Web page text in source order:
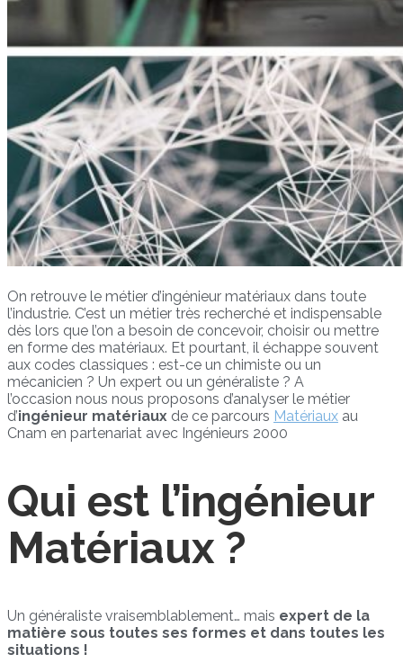
On retrouve le métier d’ingénieur matériaux dans toute
l’industrie. C’est un métier très recherché et indispensable
dès lors que l’on a besoin de concevoir, choisir ou mettre
en forme des matériaux. Et pourtant, il échappe souvent
aux codes classiques : est-ce un chimiste ou un
mécanicien ? Un expert ou un généraliste ? A
l’occasion nous nous proposons d’analyser le métier
d’ingénieur matériaux de ce parcours Matériaux au
Cnam en partenariat avec Ingénieurs 2000
Qui est l’ingénieur
Matériaux ?
Un généraliste vraisemblablement… mais expert de la
matière sous toutes ses formes et dans toutes les
situations !